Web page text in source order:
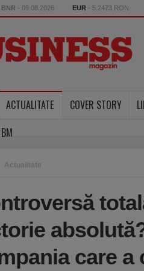
- 09.08.2026 EUR - 5.2473 RON
ACTUALITATE COVER STORY
Actualitate
care a